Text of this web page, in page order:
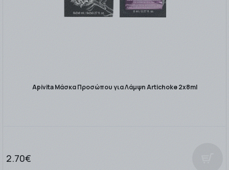
Apivita Μάσκα Προσώπου για Λάμψη Artichoke 2x8ml
2.70€